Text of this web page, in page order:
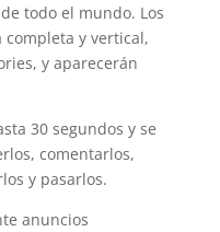
todo el mundo. Los
y vertical,
y aparecerán
30 segundos y se
comentarlos,
y pasarlos.
anuncios